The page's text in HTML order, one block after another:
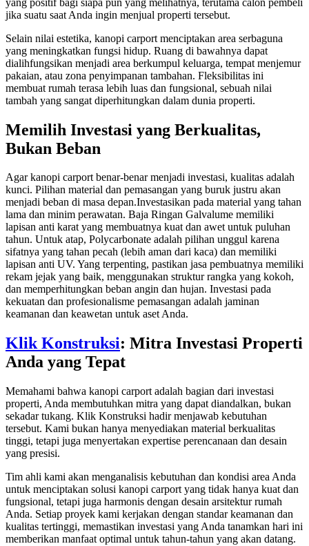
jika suatu saat Anda ingin menjual properti tersebut.
Selain nilai estetika, kanopi carport menciptakan area serbaguna
yang meningkatkan fungsi hidup. Ruang di bawahnya dapat
dialihfungsikan menjadi area berkumpul keluarga, tempat menjemur
pakaian, atau zona penyimpanan tambahan. Fleksibilitas ini
membuat rumah terasa lebih luas dan fungsional, sebuah nilai
tambah yang sangat diperhitungkan dalam dunia properti.
Memilih Investasi yang Berkualitas,
Bukan Beban
Agar kanopi carport benar-benar menjadi investasi, kualitas adalah
kunci. Pilihan material dan pemasangan yang buruk justru akan
menjadi beban di masa depan.Investasikan pada material yang tahan
lama dan minim perawatan. Baja Ringan Galvalume memiliki
lapisan anti karat yang membuatnya kuat dan awet untuk puluhan
tahun. Untuk atap, Polycarbonate adalah pilihan unggul karena
sifatnya yang tahan pecah (lebih aman dari kaca) dan memiliki
lapisan anti UV. Yang terpenting, pastikan jasa pembuatnya memiliki
rekam jejak yang baik, menggunakan struktur rangka yang kokoh,
dan memperhitungkan beban angin dan hujan. Investasi pada
kekuatan dan profesionalisme pemasangan adalah jaminan
keamanan dan keawetan untuk aset Anda.
Klik Konstruksi: Mitra Investasi Properti
Anda yang Tepat
Memahami bahwa kanopi carport adalah bagian dari investasi
properti, Anda membutuhkan mitra yang dapat diandalkan, bukan
sekadar tukang. Klik Konstruksi hadir menjawab kebutuhan
tersebut. Kami bukan hanya menyediakan material berkualitas
tinggi, tetapi juga menyertakan expertise perencanaan dan desain
yang presisi.
Tim ahli kami akan menganalisis kebutuhan dan kondisi area Anda
untuk menciptakan solusi kanopi carport yang tidak hanya kuat dan
fungsional, tetapi juga harmonis dengan desain arsitektur rumah
Anda. Setiap proyek kami kerjakan dengan standar keamanan dan
kualitas tertinggi, memastikan investasi yang Anda tanamkan hari ini
memberikan manfaat optimal untuk tahun-tahun yang akan datang.